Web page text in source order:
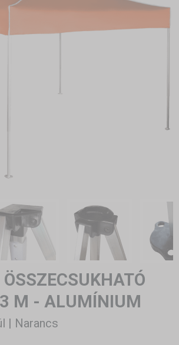
M - ALUMÍNIUM
| Narancs